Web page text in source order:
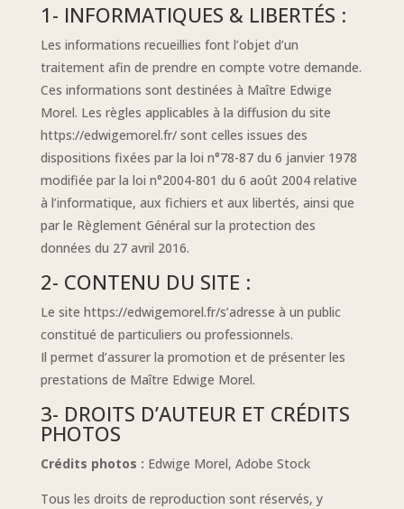
1- INFORMATIQUES & LIBERTÉS :
Les informations recueillies font l’objet d’un
traitement afin de prendre en compte votre demande.
Ces informations sont destinées à Maître Edwige
Morel. Les règles applicables à la diffusion du site
https://edwigemorel.fr/ sont celles issues des
dispositions fixées par la loi n°78-87 du 6 janvier 1978
modifiée par la loi n°2004-801 du 6 août 2004 relative
à l’informatique, aux fichiers et aux libertés, ainsi que
par le Règlement Général sur la protection des
données du 27 avril 2016.
2- CONTENU DU SITE :
Le site https://edwigemorel.fr/s’adresse à un public
constitué de particuliers ou professionnels.
Il permet d’assurer la promotion et de présenter les
prestations de Maître Edwige Morel.
3- DROITS D’AUTEUR ET CRÉDITS
PHOTOS
Crédits photos : Edwige Morel, Adobe Stock
Tous les droits de reproduction sont réservés, y